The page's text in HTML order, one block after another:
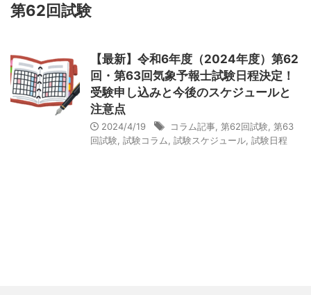
第62回試験
【最新】令和6年度（2024年度）第62
回・第63回気象予報士試験日程決定！
受験申し込みと今後のスケジュールと
注意点
2024/4/19 コラム記事 第62回試験 第63
回試験 試験コラム 試験スケジュール 試験日程